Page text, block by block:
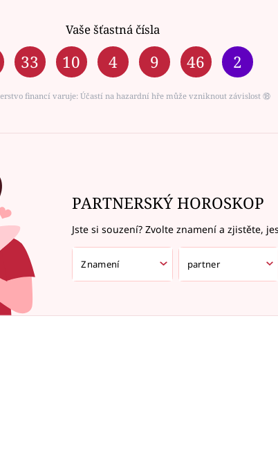
Vaše šťastná čísla
33 10 4 9 46 2
financí varuje: Účastí na hazardní hře může vzniknout závislost ⑱
PARTNERSKÝ HOROSKOP
Jste si souzení? Zvolte znamení a zjistěte,